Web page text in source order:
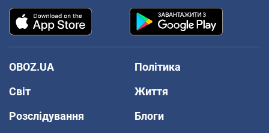
OBOZ.UA
Політика
Світ
Життя
Розслідування
Блоги